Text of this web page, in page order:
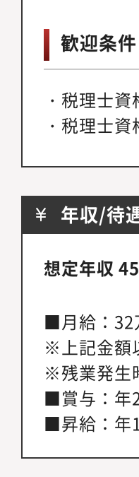
歓迎条件
・税理士
・税理士
年収/待
想定年収
■月給：32
※上記金額
※残業発生
■賞与：年
■昇給：年